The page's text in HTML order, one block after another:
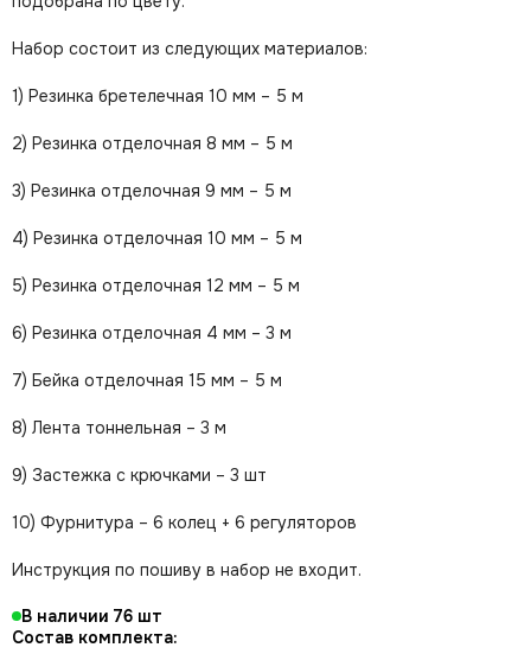
Набор состоит из следующих материалов:
1) Резинка бретелечная 10 мм – 5 м
2) Резинка отделочная 8 мм – 5 м
3) Резинка отделочная 9 мм – 5 м
4) Резинка отделочная 10 мм – 5 м
5) Резинка отделочная 12 мм – 5 м
6) Резинка отделочная 4 мм – 3 м
7) Бейка отделочная 15 мм – 5 м
8) Лента тоннельная – 3 м
9) Застежка с крючками – 3 шт
10) Фурнитура – 6 колец + 6 регуляторов
Инструкция по пошиву в набор не входит.
В наличии 76
Состав комплекта: